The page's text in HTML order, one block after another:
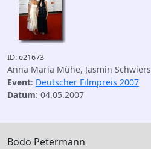
ID: e21673
Anna Maria Mühe, Jasmin Schwiers
Event: Deutscher Filmpreis 2007
Datum: 04.05.2007
Bodo Petermann